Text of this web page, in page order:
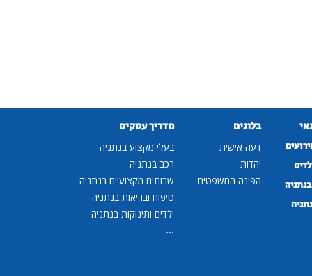
בלוגים
דעה אישית
יהדות
הפינה המשפטית
מדריך עסקים
בעלי מקצוע בנתניה
רכב בנתניה
שרותים מקצועיים בנתניה
טיפוח ובריאות בנתניה
ילדים ותינוקות בנתניה